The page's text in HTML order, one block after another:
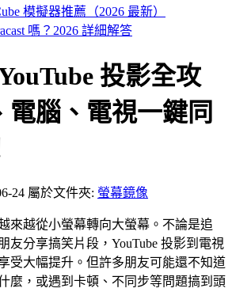
模擬器推薦（2026 最新）
嗎？2026 詳細解答
投影全攻
電腦、電視一鍵同
24 屬於文件夾: 螢幕鏡像
來越從小螢幕轉向大螢幕。不論是追
友分享搞笑片段，YouTube 投影到電視
受大幅提升。但許多朋友可能還不知道
麼，或遇到卡頓、不同步等問題搞到頭